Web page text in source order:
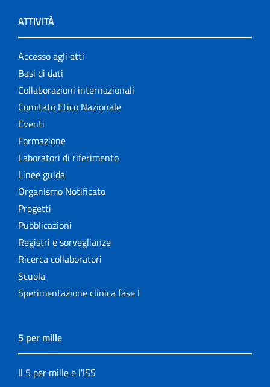
ATTIVITÀ
Accesso agli atti
Basi di dati
Collaborazioni internazionali
Comitato Etico Nazionale
Eventi
Formazione
Laboratori di riferimento
Linee guida
Organismo Notificato
Progetti
Pubblicazioni
Registri e sorveglianze
Ricerca collaboratori
Scuola
Sperimentazione clinica fase I
5 per mille
Il 5 per mille e l'ISS